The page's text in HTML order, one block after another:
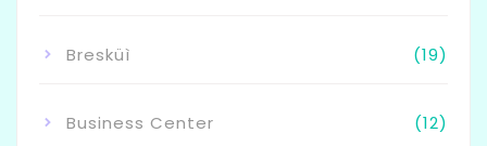
Bresküì (19)
Business Center (12)